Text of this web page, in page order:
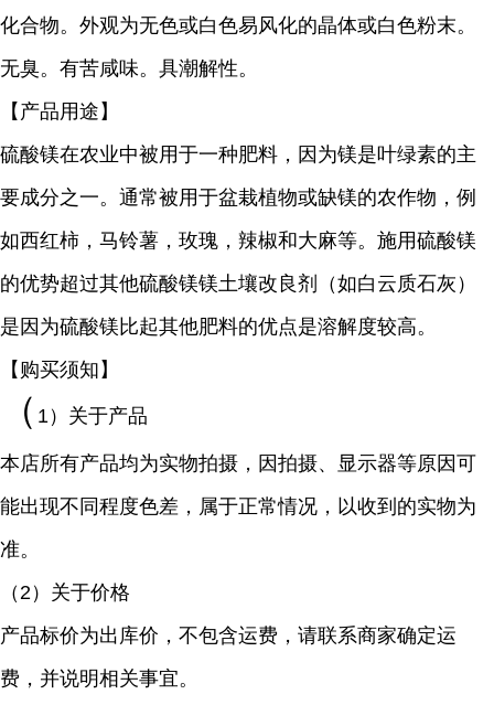
化合物。外观为无色或白色易风化的晶体或白色粉末。
无臭。有苦咸味。具潮解性。
【产品用途】
硫酸镁在农业中被用于一种肥料，因为镁是叶绿素的主
要成分之一。通常被用于盆栽植物或缺镁的农作物，例
如西红柿，马铃薯，玫瑰，辣椒和大麻等。施用硫酸镁
的优势超过其他硫酸镁镁土壤改良剂（如白云质石灰）
是因为硫酸镁比起其他肥料的优点是溶解度较高。
【购买须知】
（ 1）关于产品
本店所有产品均为实物拍摄，因拍摄、显示器等原因可
能出现不同程度色差，属于正常情况，以收到的实物为
准。
（2）关于价格
产品标价为出库价，不包含运费，请联系商家确定运
费，并说明相关事宜。